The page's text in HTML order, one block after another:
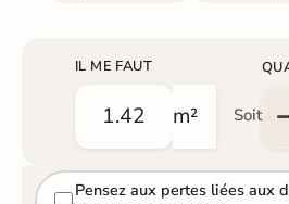
IL ME FAUT
m² Soit
Pensez aux pertes liées aux